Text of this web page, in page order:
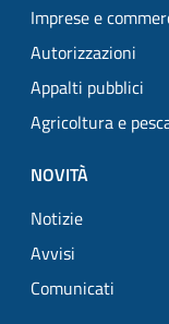
Imprese e
Autorizzazioni
Appalti pubblici
Agricoltura e
NOVITÀ
Notizie
Avvisi
Comunicati